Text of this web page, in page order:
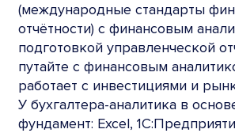
(международные стандарты
отчётности) с финансовым
подготовкой управленческой
путайте с финансовым
работает с инвестициями и
У бухгалтера-аналитика в
фундамент: Excel,